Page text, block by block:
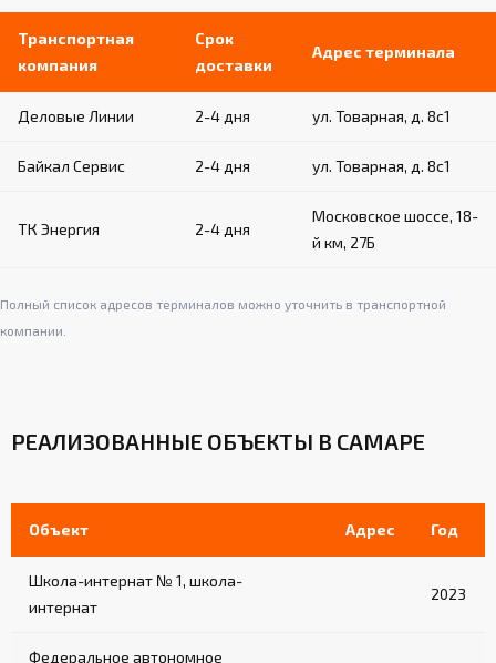
Транспортная
компания
Срок
доставки
Адрес терминала
Деловые Линии 2-4 дня ул. Товарная, д. 8с1
Байкал Сервис 2-4 дня ул. Товарная, д. 8с1
ТК Энергия 2-4 дня
Московское шоссе, 18-
й км, 27Б
Полный список адресов терминалов можно уточнить в транспортной
компании.
РЕАЛИЗОВАННЫЕ ОБЪЕКТЫ В САМАРЕ
Объект Адрес Год
Школа-интернат № 1, школа-
интернат
2023
Федеральное автономное